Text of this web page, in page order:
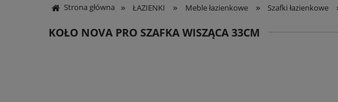
Strona główna » ŁAZIENKI » Meble łazienkowe » Szafki łazienkowe
KOŁO NOVA PRO SZAFKA WISZĄCA 33CM